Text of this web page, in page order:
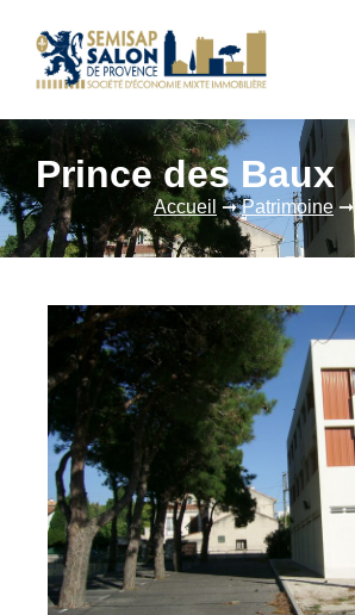
Prince des Baux
Accueil ➞Patrimoine➞